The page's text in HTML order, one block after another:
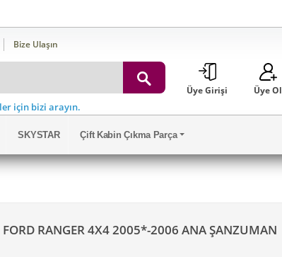
Bize Ulaşın
için bizi arayın.
Üye Girişi Üye Ol
SKYSTAR Çift Kabin Çıkma Parça
FORD RANGER 4X4 2005*-2006 ANA ŞANZUMAN